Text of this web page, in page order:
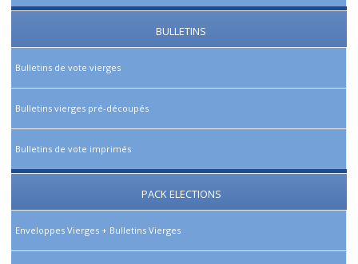
BULLETINS
Bulletins de vote vierges
Bulletins vierges pré-découpés
Bulletins de vote imprimés
PACK ELECTIONS
Enveloppes Vierges + Bulletins Vierges